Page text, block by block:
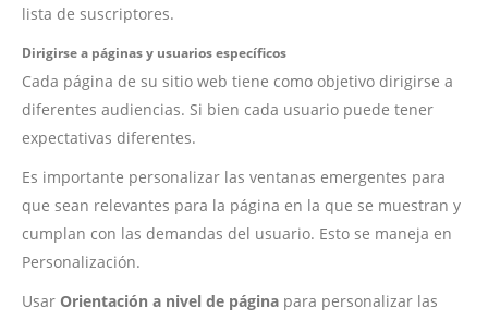
lista de suscriptores.
Dirigirse a páginas y usuarios específicos
Cada página de su sitio web tiene como objetivo dirigirse a
diferentes audiencias. Si bien cada usuario puede tener
expectativas diferentes.
Es importante personalizar las ventanas emergentes para
que sean relevantes para la página en la que se muestran y
cumplan con las demandas del usuario. Esto se maneja en
Personalización.
Usar Orientación a nivel de página para personalizar las